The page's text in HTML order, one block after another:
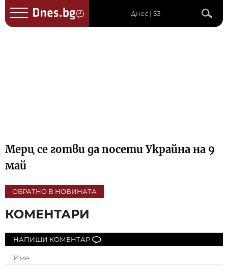
Днес | 53
Мерц се готви да посети Украйна на 9
май
ОБРАТНО В НОВИНАТА
КОМЕНТАРИ
НАПИШИ КОМЕНТАР